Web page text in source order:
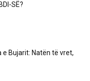
SË?
e Bujarit: Natën të vret,